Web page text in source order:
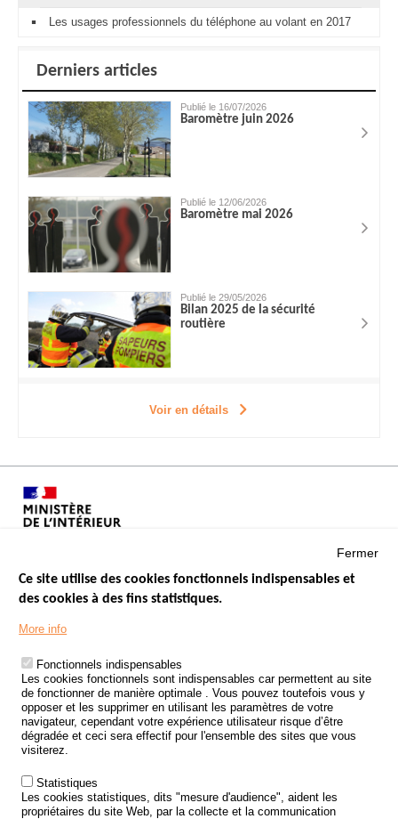
Les usages professionnels du téléphone au volant en 2017
Derniers articles
Publié le 16/07/2026
Baromètre juin 2026
Publié le 12/06/2026
Baromètre mai 2026
Publié le 29/05/2026
Bilan 2025 de la sécurité
routière
Voir en détails
Menu
Footer
LES SITES PUBLICS
ÉTAT DE L’INSÉCURITÉ ROUTIÈRE
TRAITEMENT DES DONNÉES PERSONNELLES DES ACCIDENTS DE
LA ROUTE
ETUDES ET RECHERCHES
APPEL À PROJETS
POLITIQUE DE SÉCURITÉ ROUTIÈRE
Fermer
Ce site utilise des cookies fonctionnels indispensables et
des cookies à des fins statistiques.
More info
Fonctionnels indispensables
Les cookies fonctionnels sont indispensables car permettent au site
de fonctionner de manière optimale . Vous pouvez toutefois vous y
opposer et les supprimer en utilisant les paramètres de votre
navigateur, cependant votre expérience utilisateur risque d’être
dégradée et ceci sera effectif pour l'ensemble des sites que vous
visiterez.
Statistiques
Les cookies statistiques, dits "mesure d'audience", aident les
propriétaires du site Web, par la collecte et la communication